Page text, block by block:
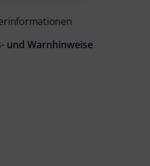
und Warnhinweise